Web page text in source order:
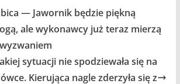
— Jawornik będzie piękną
ale wykonawcy już teraz mierzą
sytuacji nie spodziewała się na
Kierująca nagle zderzyła się z